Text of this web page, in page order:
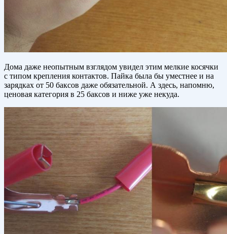
Дома даже неопытным взглядом увидел этим мелкие косячки
с типом крепления контактов. Пайка была бы уместнее и на
зарядках от 50 баксов даже обязательной. А здесь, напомню,
ценовая категория в 25 баксов и ниже уже некуда.